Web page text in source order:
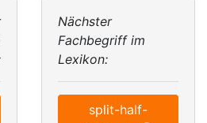
Nächster
Fachbegriff im
Lexikon:
split-half-